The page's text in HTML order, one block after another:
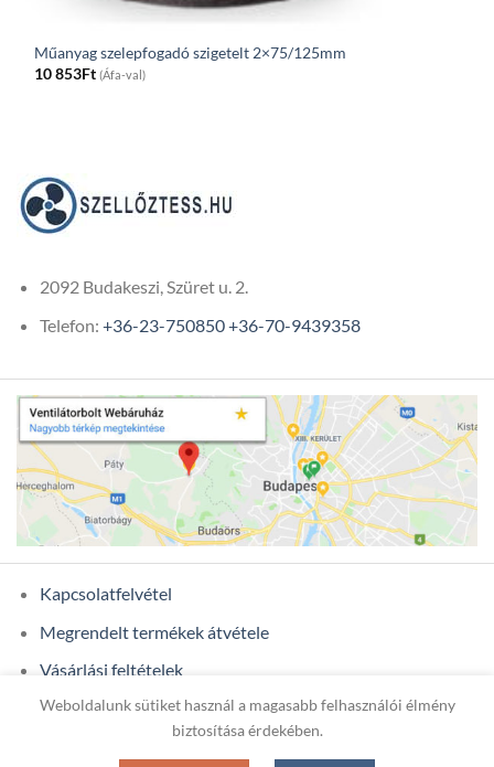
Műanyag szelepfogadó szigetelt 2×75/125mm
10 853Ft (Áfa-val)
2092 Budakeszi, Szüret u. 2.
Telefon: +36-23-750850+36-70-9439358
Kapcsolatfelvétel
Megrendelt termékek átvétele
Vásárlási feltételek
Ügyfél adatok
Weboldalunk sütiket használ a magasabb felhasználói élmény
biztosítása érdekében.